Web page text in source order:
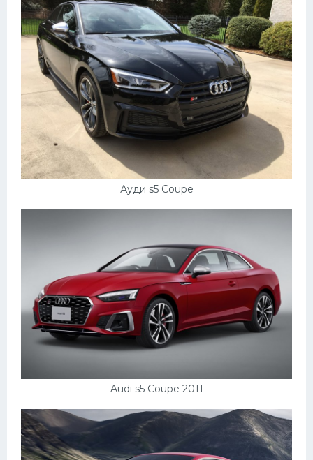
Ауди s5 Coupe
Audi s5 Coupe 2011